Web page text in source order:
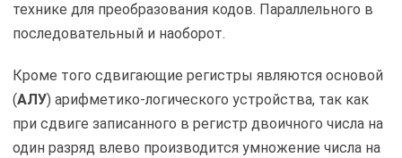
технике для преобразования кодов. Параллельного в
последовательный и наоборот.
Кроме того сдвигающие регистры являются основой
(АЛУ) арифметико-логического устройства, так как
при сдвиге записанного в регистр двоичного числа на
один разряд влево производится умножение числа на